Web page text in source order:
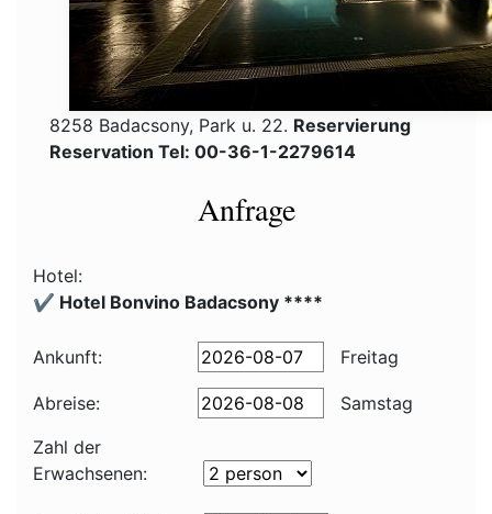
8258 Badacsony, Park u. 22. Reservierung
Reservation Tel: 00-36-1-2279614
Anfrage
Hotel:
✔️ Hotel Bonvino Badacsony ****
Ankunft: Freitag
Abreise:
Samstag
Zahl der
Erwachsenen: